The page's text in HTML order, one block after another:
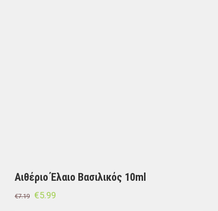
Αιθέριο Έλαιο Βασιλικός 10ml
€7.19 €5.99